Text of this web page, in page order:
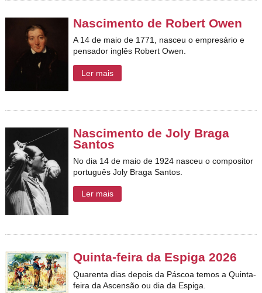
Nascimento de Robert Owen
A 14 de maio de 1771, nasceu o empresário e
pensador inglês Robert Owen.
Ler mais
Nascimento de Joly Braga
Santos
No dia 14 de maio de 1924 nasceuo compositor
portuguêsJoly Braga Santos.
Ler mais
Quinta-feira da Espiga 2026
Quarenta dias depois da Páscoa temos a Quinta-
feira da Ascensão ou dia da Espiga.